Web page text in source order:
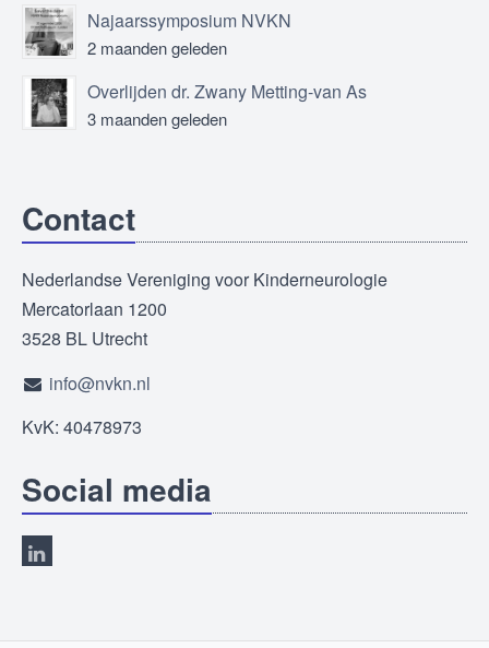
Najaarssymposium NVKN
2 maanden geleden
Overlijden dr. Zwany Metting-van As
3 maanden geleden
Contact
Nederlandse Vereniging voor Kinderneurologie
Mercatorlaan 1200
3528 BL Utrecht
info@nvkn.nl
KvK: 40478973
Social media